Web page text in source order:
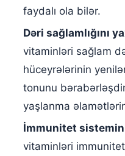
faydalı ola bilər.
Dəri sağlamlığını
vitaminləri sağlam
hüceyrələrinin
tonunu
yaşlanma
İmmunitet
vitaminləri